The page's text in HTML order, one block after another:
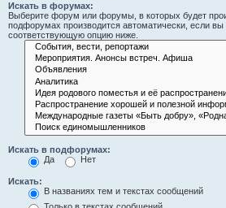
Искать в форумах:
Выберите форум или форумы, в которых будет
подфорумах производится автоматически, если вы
соответствующую опцию ниже.
Искать в подфорумах:
Да
Нет
Искать:
В названиях тем и текстах сообщений